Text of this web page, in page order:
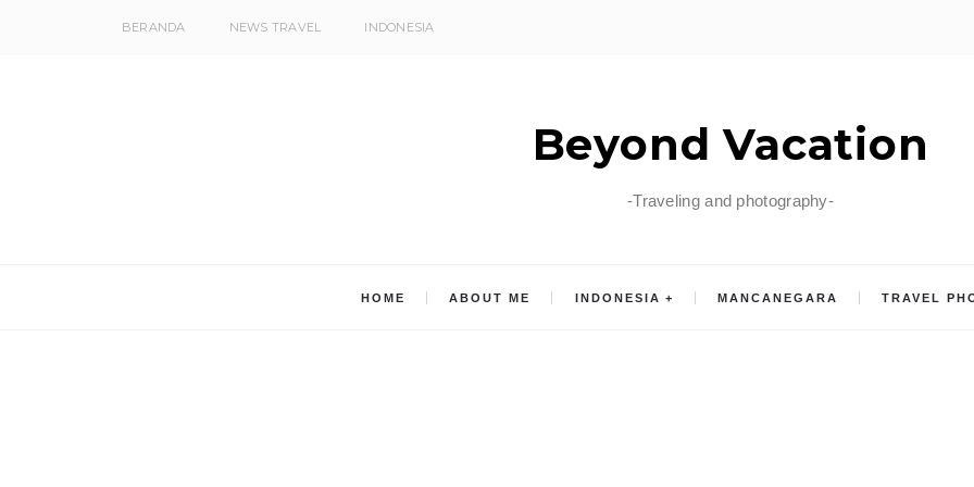
BERANDA NEWS TRAVEL INDONESIA
Beyond Vacation
-Traveling and photography-
HOME ABOUT ME INDONESIA MANCANEGARA TRAVEL